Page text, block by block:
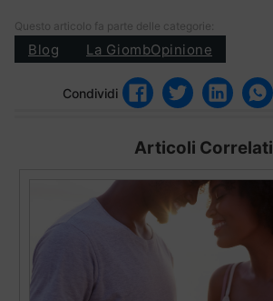
Questo articolo fa parte delle categorie:
Blog La GiombOpinione
Condividi
Articoli Correlati